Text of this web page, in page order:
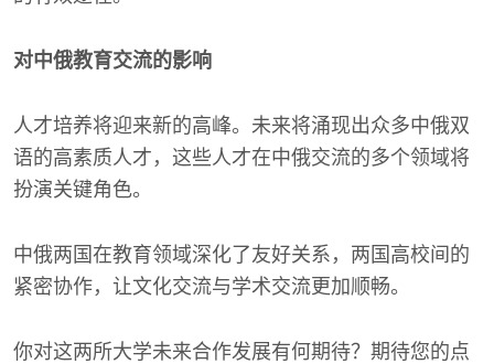
对中俄教育交流的影响
人才培养将迎来新的高峰。未来将涌现出众多中俄双
语的高素质人才，这些人才在中俄交流的多个领域将
扮演关键角色。
中俄两国在教育领域深化了友好关系，两国高校间的
紧密协作，让文化交流与学术交流更加顺畅。
你对这两所大学未来合作发展有何期待？期待您的点